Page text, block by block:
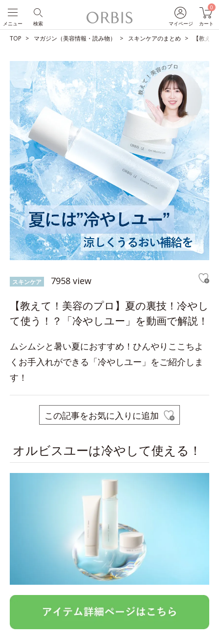
マイページ
0
カート
検索
メニュー
TOP マガジン（美容情報・読み物） スキンケアのまとめ 【教え
スキンケア 7958 view
【教えて！美容のプロ】夏の裏技！冷やし
て使う！？「冷やしユー」を動画で解説！
ムシムシと暑い夏におすすめ！ひんやりここちよ
くお手入れができる「冷やしユー」をご紹介しま
す！
この記事をお気に入りに追加
オルビスユーは冷やして使える！